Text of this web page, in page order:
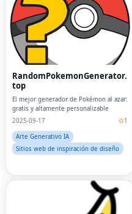
RandomPokemonGenerator.
top
El mejor generador de Pokémon al azar:
gratis y altamente personalizable
2025-09-17
1
Arte Generativo IA
Sitios web de inspiración de diseño